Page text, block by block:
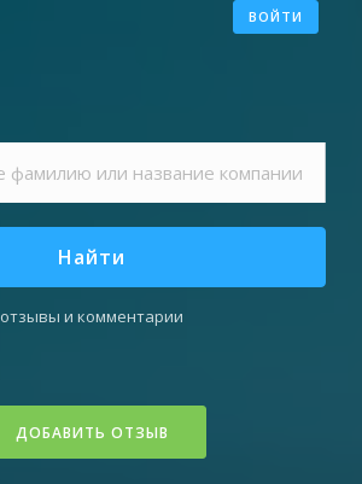
ВОЙТИ
Найти
отзывы и комментарии
ДОБАВИТЬ ОТЗЫВ